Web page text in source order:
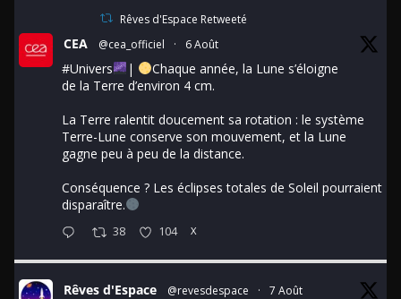
Rêves d'Espace Retweeté
CEA @cea_officiel · 6 Août
#Univers |
Chaque année, la Lune s’éloigne
de la Terre d’environ 4 cm.
La Terre ralentit doucement sa rotation : le système
Terre-Lune conserve son mouvement, et la Lune
gagne peu à peu de la distance.
Conséquence ? Les éclipses totales de Soleil pourraient
disparaître.
38 104 X
Rêves d'Espace @revesdespace · 7 Août